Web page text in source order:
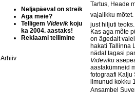
Neljapäeval on streik
Aga meie?
Telligem Videvik koju
ka 2004. aastaks!
Reklaami tellimine
Arhiiv
Tartus, Heade
vajalikku mõtet.
just hiljuti teoks.
Kas aga mõte
on ägedalt
hakati Tallinna
nädal tagasi
Videviku
aastakümneid
fotograafi Kalju
ilmunud kokku
Ansambel